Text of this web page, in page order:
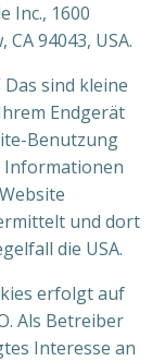
Inc., 1600
94043, USA.
Das sind kleine
Endgerät
Benutzung
Informationen
und dort
die USA.
erfolgt auf
Als Betreiber
Interesse an